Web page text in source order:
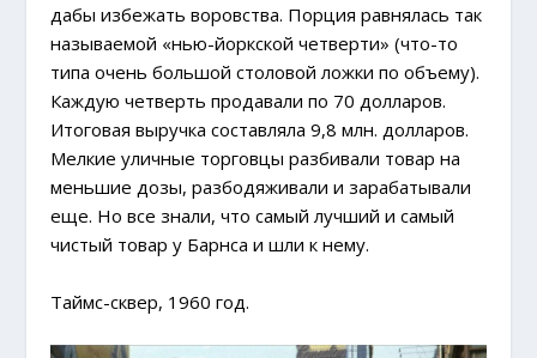
дабы избежать воровства. Порция равнялась так
называемой «нью-йоркской четверти» (что-то
типа очень большой столовой ложки по объему).
Каждую четверть продавали по 70 долларов.
Итоговая выручка составляла 9,8 млн. долларов.
Мелкие уличные торговцы разбивали товар на
меньшие дозы, разбодяживали и зарабатывали
еще. Но все знали, что самый лучший и самый
чистый товар у Барнса и шли к нему.
Таймс-сквер, 1960 год.